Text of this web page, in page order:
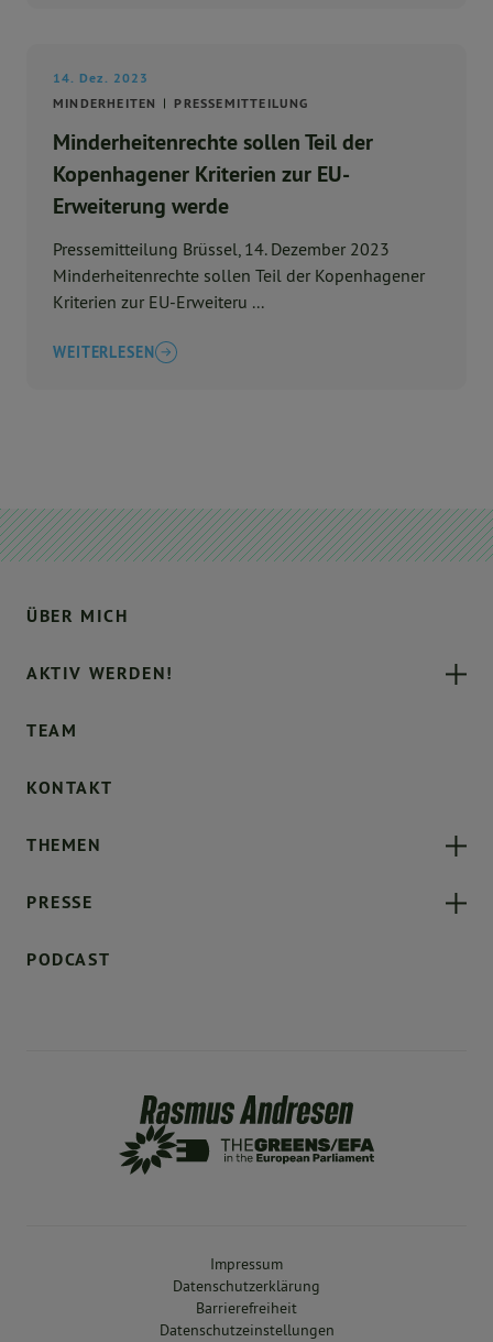
14. Dez. 2023
MINDERHEITEN
PRESSEMITTEILUNG
Minderheitenrechte sollen Teil der
Kopenhagener Kriterien zur EU-
Erweiterung werde
Pressemitteilung Brüssel, 14. Dezember 2023
Minderheitenrechte sollen Teil der Kopenhagener
Kriterien zur EU-Erweiteru ...
WEITERLESEN
ÜBER MICH
AKTIV WERDEN!
TEAM
KONTAKT
THEMEN
PRESSE
PODCAST
Impressum
Datenschutzerklärung
Barrierefreiheit
Datenschutzeinstellungen